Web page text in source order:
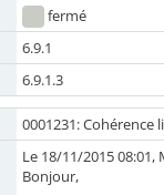
fermé
6.9.1
6.9.1.3
0001231: Cohérence
Le 18/11/2015
Bonjour,